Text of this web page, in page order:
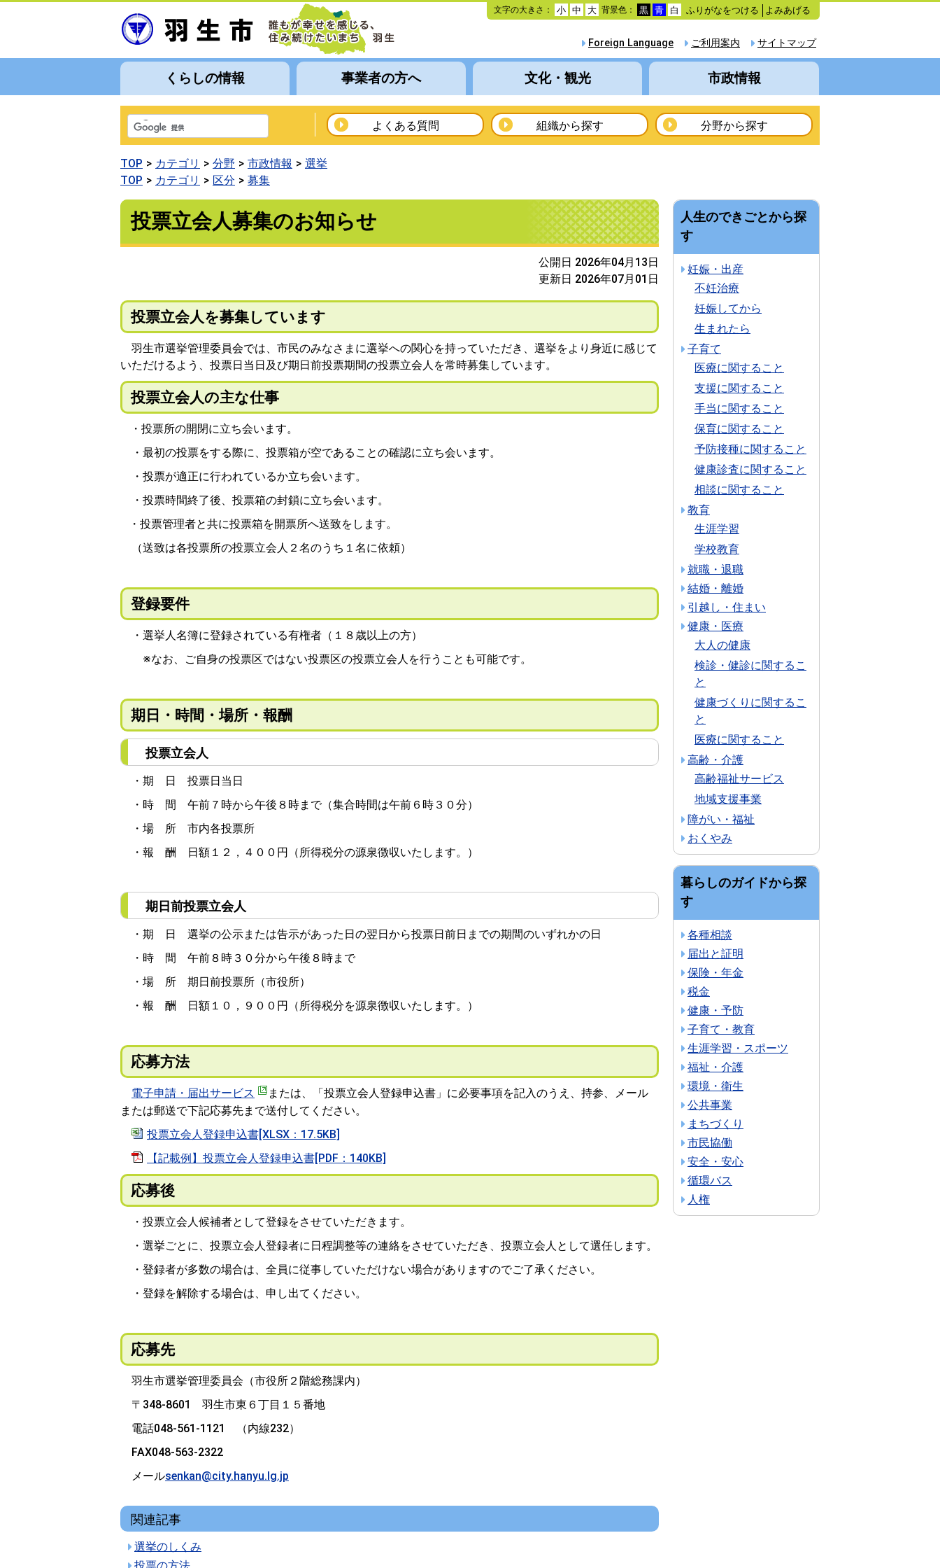
本
文
動
文字の大きさ： 小 中 大 背景色： 黒 青 白 ふりがなをつける よみあげる
サイトマップ
ご利用案内
Foreign Language
くらしの情報 事業者の方へ 文化・観光 市政情報
よくある質問 組織から探す 分野から探す
TOP カテゴリ 分野 市政情報
選挙
TOP
カテゴリ 区分 募集
投票立会人募集のお知らせ
公開日 2026年04月13日
更新日 2026年07月01日
投票立会人を募集しています
羽生市選挙管理委員会では、市民のみなさまに選挙への関心を持っていただき、選挙をより身近に感じて
いただけるよう、投票日当日及び期日前投票期間の投票立会人を常時募集しています。
投票立会人の主な仕事
・投票所の開閉に立ち会います。
・最初の投票をする際に、投票箱が空であることの確認に立ち会います。
・投票が適正に行われているか立ち会います。
・投票時間終了後、投票箱の封鎖に立ち会います。
・投票管理者と共に投票箱を開票所へ送致をします。
（送致は各投票所の投票立会人２名のうち１名に依頼）
登録要件
・選挙人名簿に登録されている有権者（１８歳以上の方）
※なお、ご自身の投票区ではない投票区の投票立会人を行うことも可能です。
期日・時間・場所・報酬
投票立会人
・期 日 投票日当日
・時 間 午前７時から午後８時まで（集合時間は午前６時３０分）
・場 所 市内各投票所
・報 酬 日額１２，４００円（所得税分の源泉徴収いたします。）
期日前投票立会人
・期 日 選挙の公示または告示があった日の翌日から投票日前日までの期間のいずれかの日
・時 間 午前８時３０分から午後８時まで
・場 所 期日前投票所（市役所）
・報 酬 日額１０，９００円（所得税分を源泉徴収いたします。）
応募方法
電子申請・届出サービス
または、「投票立会人登録申込書」に必要事項を記入のうえ、持参、メール
または郵送で下記応募先まで送付してください。
投票立会人登録申込書[XLSX：17.5KB]
【記載例】投票立会人登録申込書[PDF：140KB]
応募後
・投票立会人候補者として登録をさせていただきます。
・選挙ごとに、投票立会人登録者に日程調整等の連絡をさせていただき、投票立会人として選任します。
・登録者が多数の場合は、全員に従事していただけない場合がありますのでご了承ください。
・登録を解除する場合は、申し出てください。
応募先
羽生市選挙管理委員会（市役所２階総務課内）
〒348-8601 羽生市東６丁目１５番地
電話048-561-1121 （内線232）
FAX048-563-2322
メールsenkan@city.hanyu.lg.jp
関連記事
選挙のしくみ
人生のできごとから探
す
妊娠・出産
不妊治療
妊娠してから
生まれたら
子育て
医療に関すること
支援に関すること
手当に関すること
保育に関すること
予防接種に関すること
健康診査に関すること
相談に関すること
教育
生涯学習
学校教育
就職・退職
結婚・離婚
引越し・住まい
健康・医療
大人の健康
検診・健診に関するこ
と
健康づくりに関するこ
と
医療に関すること
高齢・介護
高齢福祉サービス
地域支援事業
障がい・福祉
おくやみ
暮らしのガイドから探
す
各種相談
届出と証明
保険・年金
税金
健康・予防
子育て・教育
生涯学習・スポーツ
福祉・介護
環境・衛生
公共事業
まちづくり
市民協働
安全・安心
循環バス
人権